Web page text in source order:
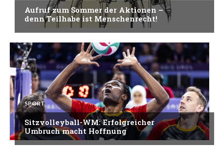
Aufruf zum Sommer der Aktionen –
denn Teilhabe ist Menschenrecht!
SPORT
Sitzvolleyball-WM: Erfolgreicher
Umbruch macht Hoffnung